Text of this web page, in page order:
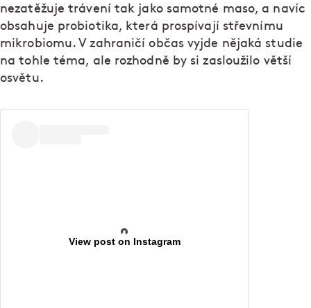
nezatěžuje trávení tak jako samotné maso, a navíc
obsahuje probiotika, která prospívají střevnímu
mikrobiomu. V zahraničí občas vyjde nějaká studie
na tohle téma, ale rozhodně by si zasloužilo větší
osvětu.
View post on Instagram